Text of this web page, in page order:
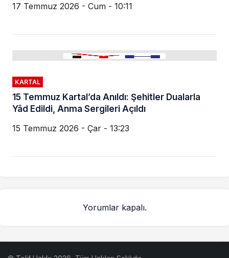
17 Temmuz 2026 - Cum - 10:11
KARTAL
15 Temmuz Kartal’da Anıldı: Şehitler Dualarla
Yâd Edildi, Anma Sergileri Açıldı
15 Temmuz 2026 - Çar - 13:23
Yorumlar kapalı.